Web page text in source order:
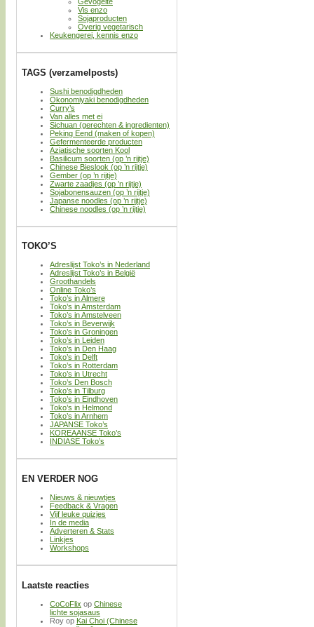
Vis enzo
Sojaproducten
Overig vegetarisch
Keukengerei, kennis enzo
TAGS (verzamelposts)
Sushi benodigdheden
Okonomiyaki benodigdheden
Curry’s
Van alles met ei
Sichuan (gerechten & ingredienten)
Peking Eend (maken of kopen)
Gefermenteerde producten
Aziatische soorten Kool
Basilicum soorten (op ’n rijtje)
Chinese Bieslook (op ’n rijtje)
Gember (op ’n rijtje)
Zwarte zaadjes (op ’n rijtje)
Sojabonensauzen (op ’n rijtje)
Japanse noodles (op ’n rijtje)
Chinese noodles (op ’n rijtje)
TOKO’S
Adreslijst Toko’s in Nederland
Adreslijst Toko’s in België
Groothandels
Online Toko’s
Toko’s in Almere
Toko’s in Amsterdam
Toko’s in Amstelveen
Toko’s in Beverwijk
Toko’s in Groningen
Toko’s in Leiden
Toko’s in Den Haag
Toko’s in Delft
Toko’s in Rotterdam
Toko’s in Utrecht
Toko’s Den Bosch
Toko’s in Tilburg
Toko’s in Eindhoven
Toko’s in Helmond
Toko’s in Arnhem
JAPANSE Toko’s
KOREAANSE Toko’s
INDIASE Toko’s
EN VERDER NOG
Nieuws & nieuwtjes
Feedback & Vragen
Vijf leuke quizjes
In de media
Adverteren & Stats
Linkjes
Workshops
Laatste reacties
CoCoFlix op Chinese
lichte sojasaus
Roy op Kai Choi (Chinese